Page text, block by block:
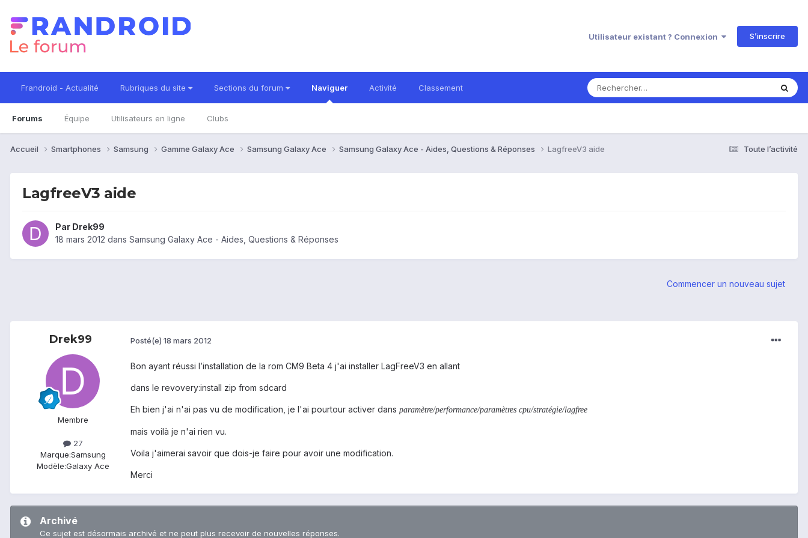
Utilisateur existant ? Connexion S’inscrire
Frandroid - Actualité Rubriques du site Sections du forum Naviguer
Forums Équipe Utilisateurs en ligne Clubs
Activité Classement
Toute l’activité
Accueil Smartphones Samsung Gamme Galaxy Ace Samsung Galaxy Ace Samsung Galaxy Ace - Aides, Questions & Réponses LagfreeV3 aide
LagfreeV3 aide
Par Drek99
18 mars 2012 dans Samsung Galaxy Ace - Aides, Questions & Réponses
Commencer un nouveau sujet
Drek99
Membre
27
Marque:Samsung
Modèle:Galaxy Ace
Posté(e) 18 mars 2012
Bon ayant réussi l’installation de la rom CM9 Beta 4 j'ai installer LagFreeV3 en allant
dans le revovery:install zip from sdcard
Eh bien j'ai n'ai pas vu de modification, je l'ai pourtour activer dans paramètre/performance/paramètres cpu/stratégie/lagfree
mais voilà je n'ai rien vu.
Voila j'aimerai savoir que dois-je faire pour avoir une modification.
Merci
Archivé
Ce sujet est désormais archivé et ne peut plus recevoir de nouvelles réponses.